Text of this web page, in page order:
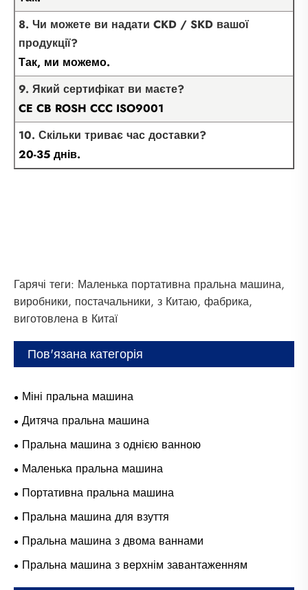
8. Чи можете ви надати CKD / SKD вашої
продукції?
Так, ми можемо.
9. Який сертифікат ви маєте?
CE CB ROSH CCC ISO9001
10. Скільки триває час доставки?
20-35 днів.
Гарячі теги: Маленька портативна пральна машина,
виробники, постачальники, з Китаю, фабрика,
виготовлена ​​в Китаї
Пов'язана категорія
Міні пральна машина
Дитяча пральна машина
Пральна машина з однією ванною
Маленька пральна машина
Портативна пральна машина
Пральна машина для взуття
Пральна машина з двома ваннами
Пральна машина з верхнім завантаженням